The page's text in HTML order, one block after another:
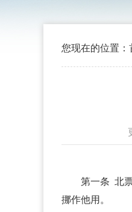
您现在的位置：
第一条 北
挪作他用。